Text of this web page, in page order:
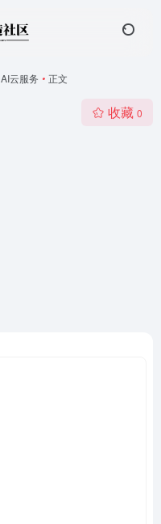
AI云服务 • 正文
收藏 0